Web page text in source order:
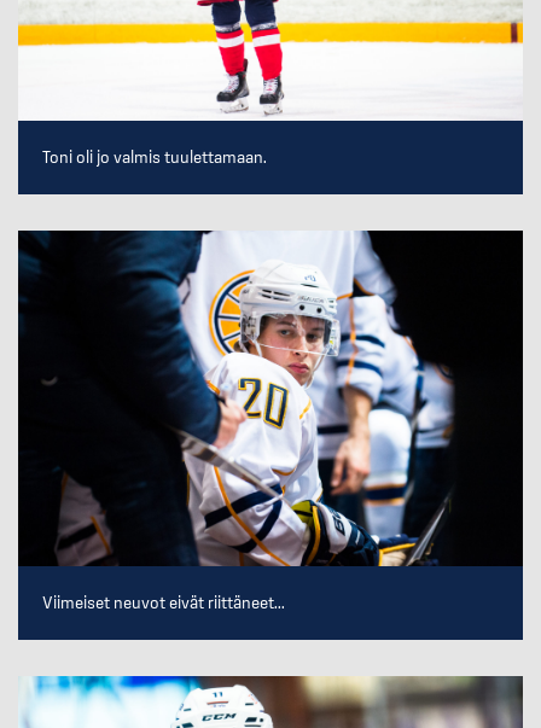
Toni oli jo valmis tuulettamaan.
Viimeiset neuvot eivät riittäneet...